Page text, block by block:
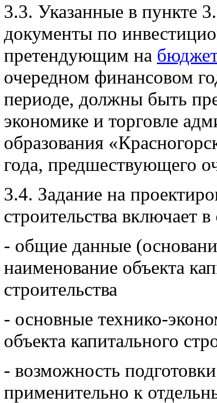
3.3. Указанные в пункте
документы по
претендующим на
очередном финансовом
периоде, должны быть
экономике и торговле
образования
года, предшествующего
3.4. Задание на
строительства включает в
- общие данные
наименование объекта
строительства
- основные технико-
объекта капитального
- возможность
применительно к